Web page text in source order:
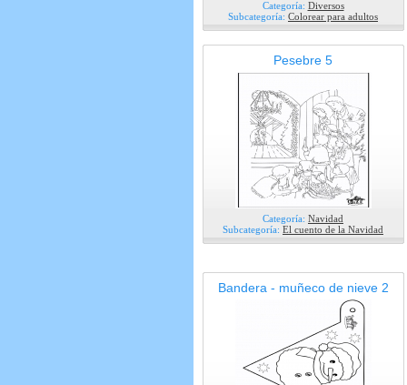
Categoría: Diversos
Subcategoría: Colorear para adultos
Pesebre 5
Categoría: Navidad
Subcategoría: El cuento de la Navidad
Bandera - muñeco de nieve 2